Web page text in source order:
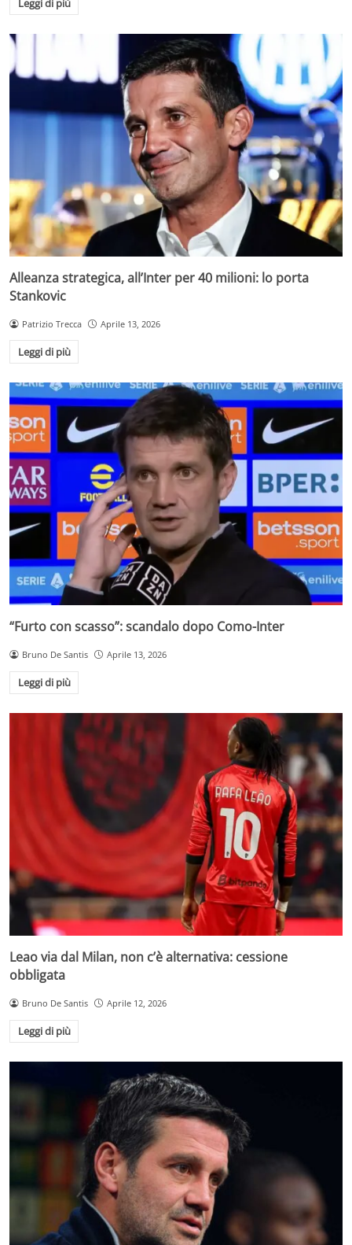
Leggi di più
Alleanza strategica, all’Inter per 40 milioni: lo porta
Stankovic
Patrizio Trecca Aprile 13, 2026
Leggi di più
“Furto con scasso”: scandalo dopo Como-Inter
Bruno De Santis Aprile 13, 2026
Leggi di più
Leao via dal Milan, non c’è alternativa: cessione
obbligata
Bruno De Santis Aprile 12, 2026
Leggi di più